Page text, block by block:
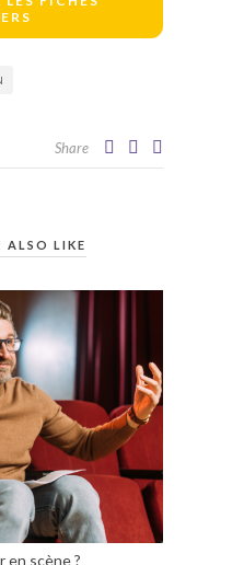
Share
ALSO LIKE
en scène ?